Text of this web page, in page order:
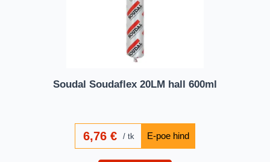
Soudal Soudaflex 20LM hall 600ml
6,76€ tk